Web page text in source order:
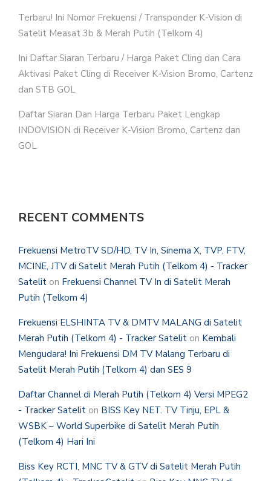
Terbaru! Ini Nomor Frekuensi / Transponder K-Vision di
Satelit Measat 3b & Merah Putih (Telkom 4)
Ini Daftar Siaran Terbaru / Harga Paket Cling dan Cara
Aktivasi Paket Cling di Receiver K-Vision Bromo, Cartenz
dan STB GOL
Daftar Siaran Dan Harga Terbaru Paket Lengkap
INDOVISION di Receiver K-Vision Bromo, Cartenz dan
GOL
RECENT COMMENTS
Frekuensi MetroTV SD/HD, TV In, Sinema X, TVP, FTV,
MCINE, JTV di Satelit Merah Putih (Telkom 4) - Tracker
Satelit on Frekuensi Channel TV In di Satelit Merah
Putih (Telkom 4)
Frekuensi ELSHINTA TV & DMTV MALANG di Satelit
Merah Putih (Telkom 4) - Tracker Satelit on Kembali
Mengudara! Ini Frekuensi DM TV Malang Terbaru di
Satelit Merah Putih (Telkom 4) dan SES 9
Daftar Channel di Merah Putih (Telkom 4) Versi MPEG2
- Tracker Satelit on BISS Key NET. TV Tinju, EPL &
WSBK – World Superbike di Satelit Merah Putih
(Telkom 4) Hari Ini
Biss Key RCTI, MNC TV & GTV di Satelit Merah Putih